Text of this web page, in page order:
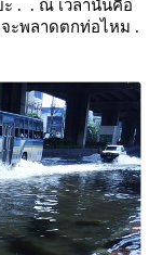
ะ . . ณ เวลานั้นคือ
ะพลาดตกท่อไหม .